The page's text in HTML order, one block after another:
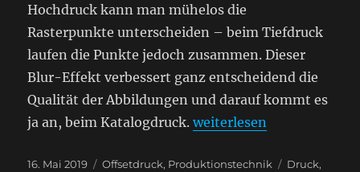
Hochdruck kann man mühelos die
Rasterpunkte unterscheiden – beim Tiefdruck
laufen die Punkte jedoch zusammen. Dieser
Blur-Effekt verbessert ganz entscheidend die
Qualität der Abbildungen und darauf kommt es
ja an, beim Katalogdruck.„Der Katalogdruck“
weiterlesen
Veröffentlicht
16. Mai 2019 Kategorien
Offsetdruck, Produktionstechnik Schlagwörter
Druck,